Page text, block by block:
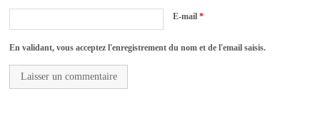
E-mail*
En validant, vous acceptez l'enregistrement du nom et de l'email saisis.